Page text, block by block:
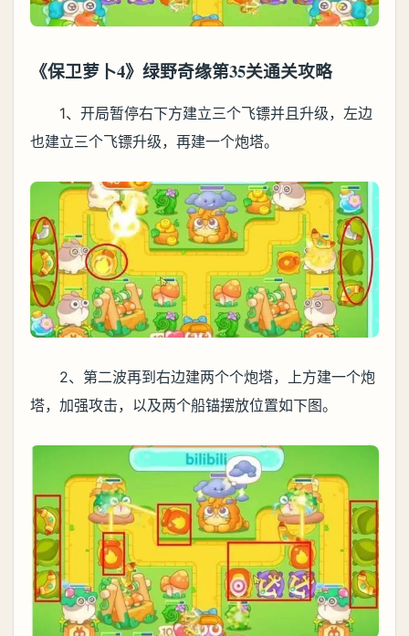
《保卫萝卜4》绿野奇缘第35关通关攻略
1、开局暂停右下方建立三个飞镖并且升级，左边
也建立三个飞镖升级，再建一个炮塔。
2、第二波再到右边建两个个炮塔，上方建一个炮
塔，加强攻击，以及两个船锚摆放位置如下图。